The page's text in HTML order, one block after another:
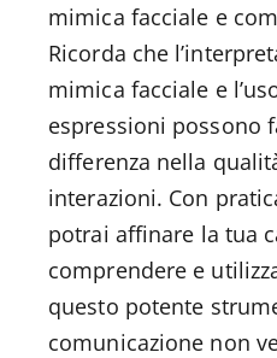
mimica facciale e
Ricorda che
mimica facciale e
espressioni possono
differenza nella
interazioni. Con
potrai affinare la tua
comprendere e
questo potente
comunicazione non